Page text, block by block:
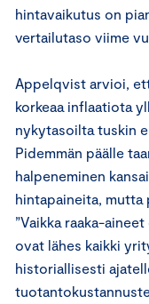
hintavaikutus on
vertailutaso viime
Appelqvist arvioi,
korkeaa inflaatiota
nykytasoilta tuskin
Pidemmän päälle
halpeneminen
hintapaineita, mutta
”Vaikka raaka-
ovat lähes kaikki
historiallisesti